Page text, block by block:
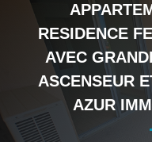
RESIDENCE
AVEC
ASCENSEUR
AZUR